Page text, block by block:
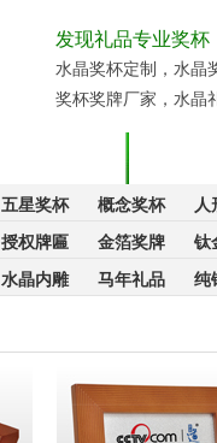
发现礼品专业奖
水晶奖杯定制，水晶
奖杯奖牌厂家，水晶
五星奖杯 概念奖杯 人
授权牌匾 金箔奖牌 钛
水晶内雕 马年礼品 纯